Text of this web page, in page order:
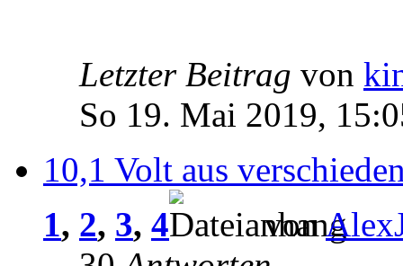
Letzter Beitrag von
So 19. Mai 2019,
10,1 Volt aus
1, 2, 3, 4 von